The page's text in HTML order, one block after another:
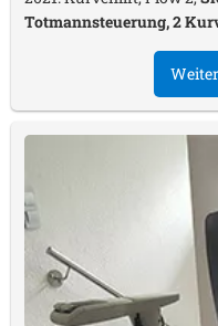
Totmannsteuerung, 2